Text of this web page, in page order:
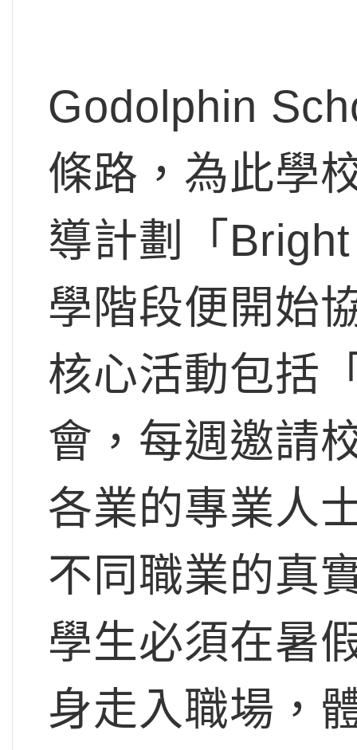
Godolphin
條路，為此學
導計劃「
學階段便開始
核心活動包括
會，每週邀請
各業的專業人
不同職業的真
學生必須在暑
身走入職場，